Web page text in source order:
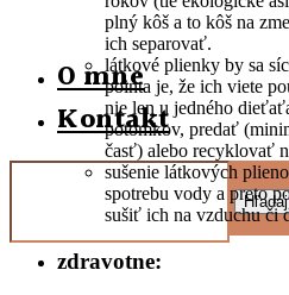
O mne
Kontakt
Hľadaj
plný kôš a to kôš na
ich separovať.
látkové plienky by sa
pointa je, že ich viete
nie len u jedného
potomkov, predať
časť) alebo recyklovať
sušenie látkových
spotrebu vody a preto
sušiť ich na vzduchu či
zdravotne: